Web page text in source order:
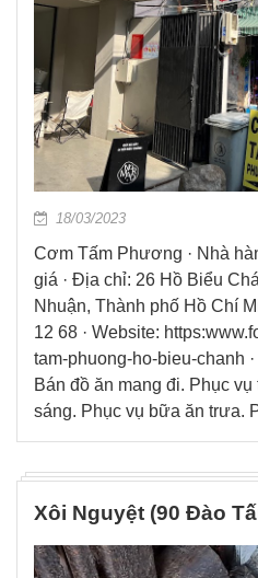
18/03/2023
Cơm Tấm Phương · Nhà
giá · Địa chỉ: 26 Hồ Biểu
Nhuận, Thành phố Hồ Chí
12 68 · Website:
tam-phuong-ho-bieu-chanh
Bán đồ ăn mang đi. Phục
sáng. Phục vụ bữa ăn trưa.
Xôi Nguyệt (90 Đào